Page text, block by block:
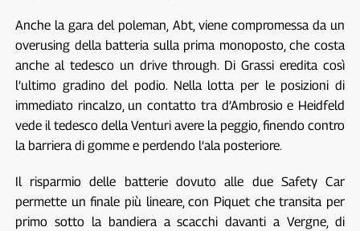
Anche la gara del poleman, Abt, viene compromessa da un
overusing della batteria sulla prima monoposto, che costa
anche al tedesco un drive through. Di Grassi eredita così
l’ultimo gradino del podio. Nella lotta per le posizioni di
immediato rincalzo, un contatto tra d’Ambrosio e Heidfeld
vede il tedesco della Venturi avere la peggio, finendo contro
la barriera di gomme e perdendo l’ala posteriore.
Il risparmio delle batterie dovuto alle due Safety Car
permette un finale più lineare, con Piquet che transita per
primo sotto la bandiera a scacchi davanti a Vergne, di